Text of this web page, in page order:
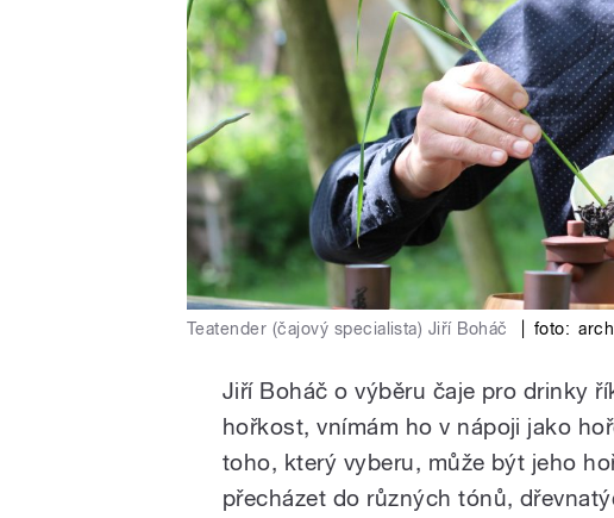
Teatender (čajový specialista) Jiří Boháč foto:
Jiří Boháč o výběru čaje pro drinky
hořkost, vnímám ho v nápoji jako
toho, který vyberu, může být jeho
přecházet do různých tónů,